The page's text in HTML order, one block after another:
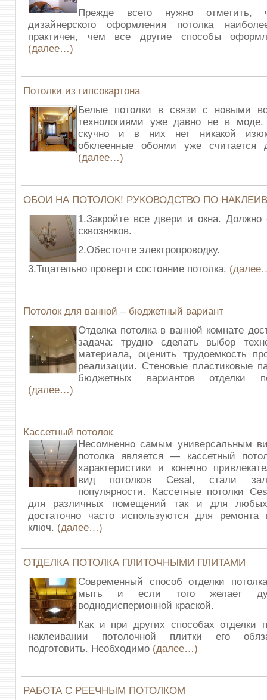
Прежде всего нужно отметить,
дизайнерского оформления потолка
практичен, чем все другие способы
(далее…)
Потолки из гипсокартона
Белые потолки в связи с новыми
технологиями уже давно не в
скучно и в них нет никакой
обклеенные обоями уже считается
(далее…)
ОБОИ НА ПОТОЛОК! РУКОВОДСТВО ПО
1.Закройте все двери и окна.
сквозняков.
2.Обесточте электропроводку.
3.Тщательно проверти состояние потолка.
Потолок для ванной – бюджетный вариант
Отделка потолка в ванной комнате
задача: трудно сделать выбор
материала, оценить трудоемкость
реализации. Стеновые пластиковые
бюджетных вариантов отделки
(далее…)
Кассетный потолок
Несомненно самым универсальным
потолка является — кассетный
характеристики и конечно
вид потолков Cesal, стали
популярности. Кассетные потолки
для различных помещений так и для
достаточно часто используются для
ключ. (далее…)
ОТДЕЛКА ПОТОЛКА ПЛИТОЧНЫМИ ПЛИТАМИ
Современный способ отделки
мыть и если того желает
воднодисперионной краской.
Как и при других способах отделки
наклеивании потолочной плитки его
подготовить. Необходимо (далее…)
РАБОТА С РЕЕЧНЫМ ПОТОЛКОМ